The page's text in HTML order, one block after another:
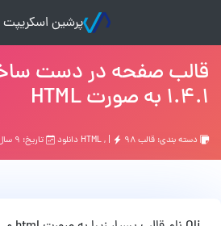
پرشین اسکریپت
1.4.1 به صورت HTML
دسته بندی: قالب HTML , | ۹۸ دانلود تاریخ: ۹ سال قبل